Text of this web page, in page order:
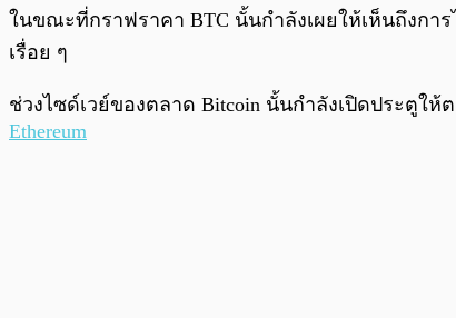
ในขณะที่กราฟราคา BTC นั้นกำลังเผยให้เห็นถึงกา
เรื่อย ๆ
ช่วงไซด์เวย์ของตลาด Bitcoin นั้นกำลังเปิดประตูใ
Ethereum